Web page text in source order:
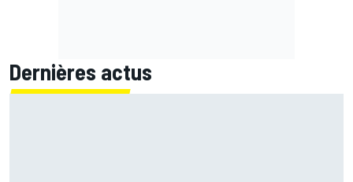
Dernières actus